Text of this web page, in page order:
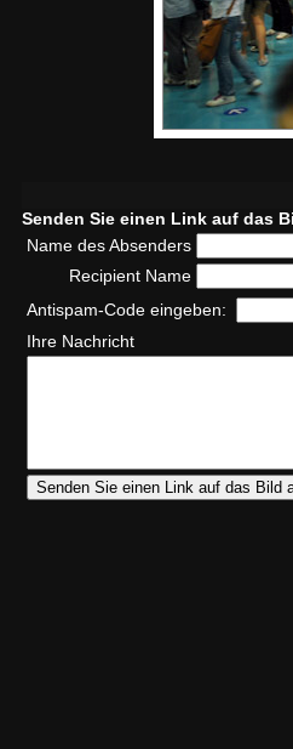
Senden Sie einen Link auf das
Name des Absenders
Recipient Name
Antispam-Code eingeben:
Ihre Nachricht